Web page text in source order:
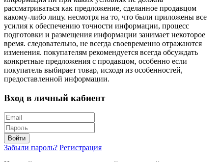
рассматриваться как предложение, сделанное продавцом
какому-либо лицу. несмотря на то, что были приложены все
усилия к обеспечению точности информации, процесс
подготовки и размещения информации занимает некоторое
время. следовательно, не всегда своевременно отражаются
изменения. покупателям рекомендуется всегда обсуждать
конкретные предложения с продавцом, особенно если
покупатель выбирает товар, исходя из особенностей,
предоставленной информации.
Вход в личный кабиент
Войти
Забыли пароль? Регистрация